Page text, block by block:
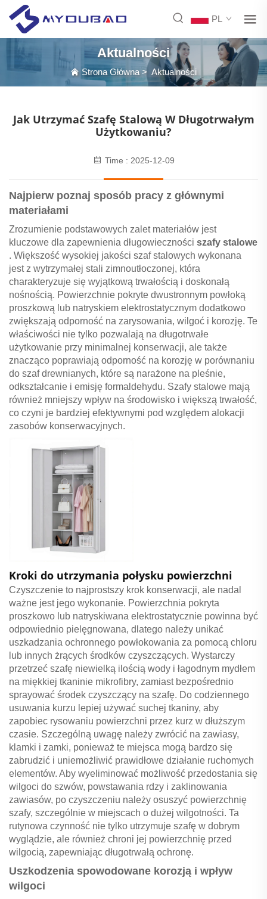
PL
Aktualności
Strona Główna> Aktualności
Jak Utrzymać Szafę Stalową W Długotrwałym
Użytkowaniu?
Time : 2025-12-09
Najpierw poznaj sposób pracy z głównymi
materiałami
Zrozumienie podstawowych zalet materiałów jest
kluczowe dla zapewnienia długowieczności szafy stalowe
. Większość wysokiej jakości szaf stalowych wykonana
jest z wytrzymałej stali zimnoutłoczonej, która
charakteryzuje się wyjątkową trwałością i doskonałą
nośnością. Powierzchnie pokryte dwustronnym powłoką
proszkową lub natryskiem elektrostatycznym dodatkowo
zwiększają odporność na zarysowania, wilgoć i korozję. Te
właściwości nie tylko pozwalają na długotrwałe
użytkowanie przy minimalnej konserwacji, ale także
znacząco poprawiają odporność na korozję w porównaniu
do szaf drewnianych, które są narażone na pleśnie,
odkształcanie i emisję formaldehydu. Szafy stalowe mają
również mniejszy wpływ na środowisko i większą trwałość,
co czyni je bardziej efektywnymi pod względem alokacji
zasobów konserwacyjnych.
Kroki do utrzymania połysku powierzchni
Czyszczenie to najprostszy krok konserwacji, ale nadal
ważne jest jego wykonanie. Powierzchnia pokryta
proszkowo lub natryskiwana elektrostatycznie powinna być
odpowiednio pielęgnowana, dlatego należy unikać
uszkadzania ochronnego powłokowania za pomocą chloru
lub innych żrących środków czyszczących. Wystarczy
przetrzeć szafę niewielką ilością wody i łagodnym mydłem
na miękkiej tkaninie mikrofibry, zamiast bezpośrednio
sprayować środek czyszczący na szafę. Do codziennego
usuwania kurzu lepiej używać suchej tkaniny, aby
zapobiec rysowaniu powierzchni przez kurz w dłuższym
czasie. Szczególną uwagę należy zwrócić na zawiasy,
klamki i zamki, ponieważ te miejsca mogą bardzo się
zabrudzić i uniemożliwić prawidłowe działanie ruchomych
elementów. Aby wyeliminować możliwość przedostania się
wilgoci do szwów, powstawania rdzy i zaklinowania
zawiasów, po czyszczeniu należy osuszyć powierzchnię
szafy, szczególnie w miejscach o dużej wilgotności. Ta
rutynowa czynność nie tylko utrzymuje szafę w dobrym
wyglądzie, ale również chroni jej powierzchnię przed
wilgocią, zapewniając długotrwałą ochronę.
Uszkodzenia spowodowane korozją i wpływ
wilgoci